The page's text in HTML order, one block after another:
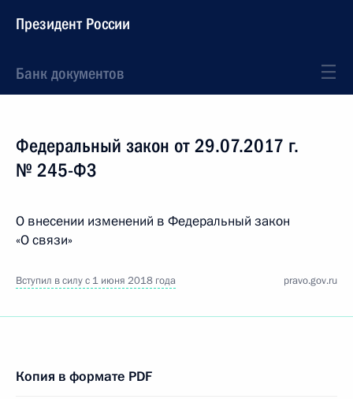
Президент России
Банк документов
Федеральный закон от 29.07.2017 г.
№ 245-ФЗ
О внесении изменений в Федеральный закон
«О связи»
Вступил в силу с 1 июня 2018 года pravo.gov.ru
Копия в формате PDF